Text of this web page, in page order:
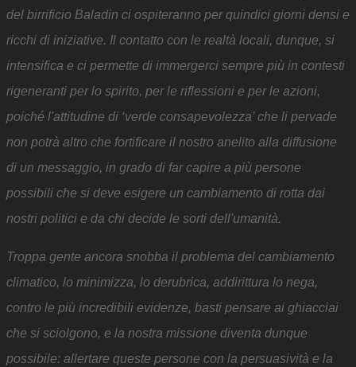
del birrificio Baladin ci ospiteranno per quindici giorni densi e
ricchi di iniziative. Il contatto con le realtà locali, dunque, si
intensifica e ci permette di immergerci sempre più in contesti
rigeneranti per lo spirito, per le riflessioni e per le azioni,
poiché l'attitudine di ‘verde consapevolezza’ che li pervade
non potrà altro che fortificare il nostro anelito alla diffusione
di un messaggio, in grado di far capire a più persone
possibili che si deve esigere un cambiamento di rotta dai
nostri politici e da chi decide le sorti dell'umanità.
Troppa gente ancora snobba il problema del cambiamento
climatico, lo minimizza, lo derubrica, addirittura lo nega,
contro le più incredibili evidenze, basti pensare ai ghiacciai
che si sciolgono, e la nostra missione diventa dunque
possibile: allertare queste persone con la persuasività e la